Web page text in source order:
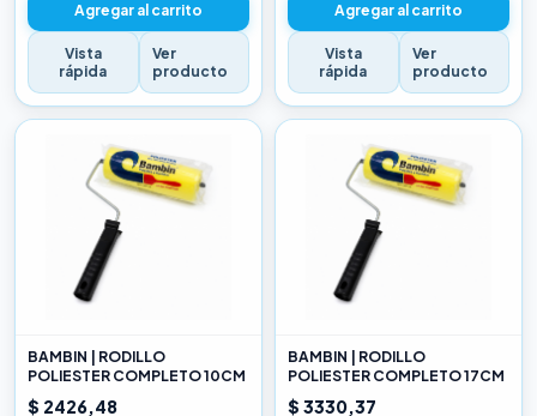
Agregar al carrito
Vista
rápida
Ver
producto
Agregar al carrito
Vista
rápida
Ver
producto
BAMBIN | RODILLO
POLIESTER COMPLETO 10CM
$ 2426,48
BAMBIN | RODILLO
POLIESTER COMPLETO 17CM
$ 3330,37